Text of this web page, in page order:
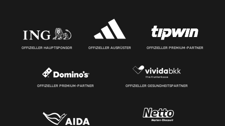
OFFIZIELLER HAUPTSPONSOR OFFIZIELLER AUSRÜSTER OFFIZIELLER PREMIUM-PARTNER
OFFIZIELLER PREMIUM-PARTNER OFFIZIELLER GESUNDHEITSPARTNER